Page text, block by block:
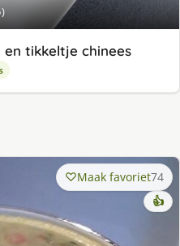
tikkeltje chinees
Maak favoriet74
👍